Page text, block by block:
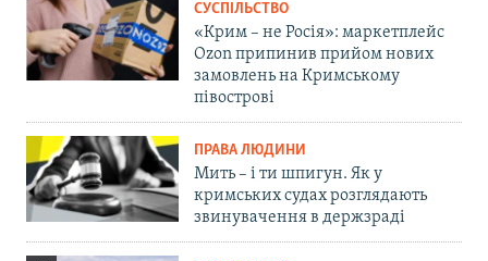
СУСПІЛЬСТВО
«Крим – не Росія»: маркетплейс
Ozon припинив прийом нових
замовлень на Кримському
півострові
ПРАВА ЛЮДИНИ
Мить – і ти шпигун. Як у
кримських судах розглядають
звинувачення в держзраді